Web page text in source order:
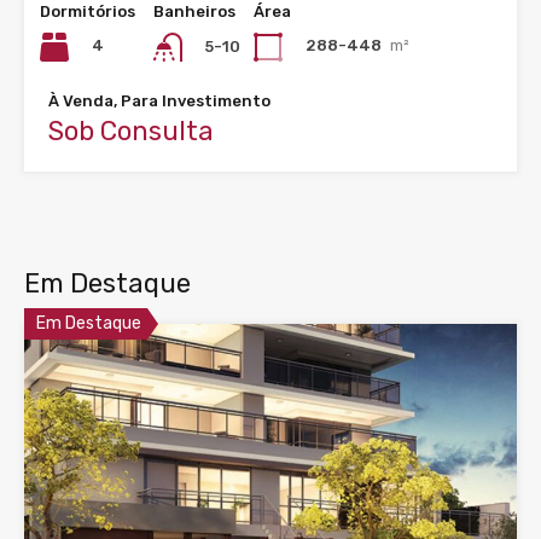
Dormitórios
4
Banheiros
5-10
Área
288-448 m²
À Venda, Para Investimento
Sob Consulta
Em Destaque
Em Destaque